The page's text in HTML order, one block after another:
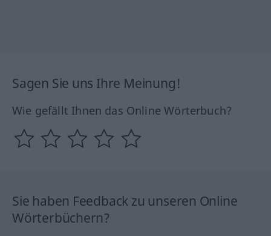
Sagen Sie uns Ihre Meinung!
Wie gefällt Ihnen das Online Wörterbuch?
Sie haben Feedback zu unseren Online
Wörterbüchern?